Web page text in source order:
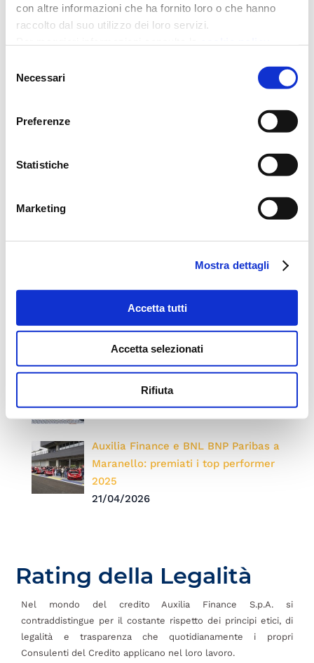
con altre informazioni che ha fornito loro o che hanno
raccolto dal suo utilizzo dei loro servizi.
delNecessari
Preferenze
Statistiche
Marketing
Mostra dettagli
Accetta tutti
Accetta selezionati
Rifiuta
Roma territorio
Convention 2026: “ONE. Una Rete,
innovazione e persone
Nuova sede Auxilia Point Pomezia
14/05/2026
Nuovo Auxilia Point Giugliano in
Campania
07/05/2026
Auxilia Finance e BNL BNP Paribas a
Maranello: premiati i top performer
2025
21/04/2026
Rating della Legalità
Nel mondo del credito Auxilia Finance S.p.A. si
contraddistingue per il costante rispetto dei principi etici, di
legalità e trasparenza che quotidianamente i propri
Consulenti del Credito applicano nel loro lavoro.